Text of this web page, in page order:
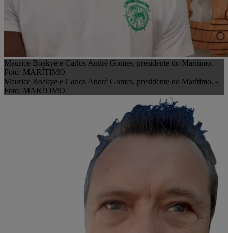
Maurice Boakye e Carlos André Gomes, presidente do Marítimo. -
Foto: MARÍTIMO
Maurice Boakye e Carlos André Gomes, presidente do Marítimo. -
Foto: MARÍTIMO